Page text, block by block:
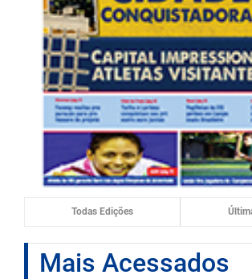
Todas Edições
Mais Acessados